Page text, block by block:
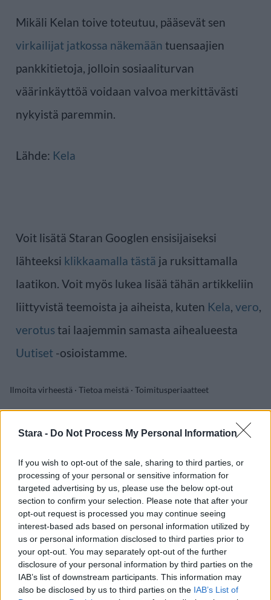
Stara - Do Not Process My Personal Information
If you wish to opt-out of the sale, sharing to third parties, or
processing of your personal or sensitive information for
targeted advertising by us, please use the below opt-out
section to confirm your selection. Please note that after your
opt-out request is processed you may continue seeing
interest-based ads based on personal information utilized by
us or personal information disclosed to third parties prior to
your opt-out. You may separately opt-out of the further
disclosure of your personal information by third parties on the
IAB’s list of downstream participants. This information may
also be disclosed by us to third parties on the IAB’s List of
Mikäli Kelan toive toteutuu, pääsevät sen
virkailijat jatkossa näkemään tuensaajien
pankkitietoja, jolloin sosiaaliturvan
väärinkäyttöä voidaan valvoa merkittävästi
nykyistä paremmin.
Lähde: Kela
Voit lisätä Staran Googlen ensisijaiseksi
lähteeksi klikkaamalla tästä ja ruksittamalla
laatikon. Voit myös lukea lisää tähän artikkeliin
liittyvistä teemoista ja aiheista, kuten Kela, vero,
verotus tai laajemmin samasta aihealueesta
Uutiset -osioistamme.
Ilmoita virheestä · Tietoa meistä · Toimitusperiaatteet